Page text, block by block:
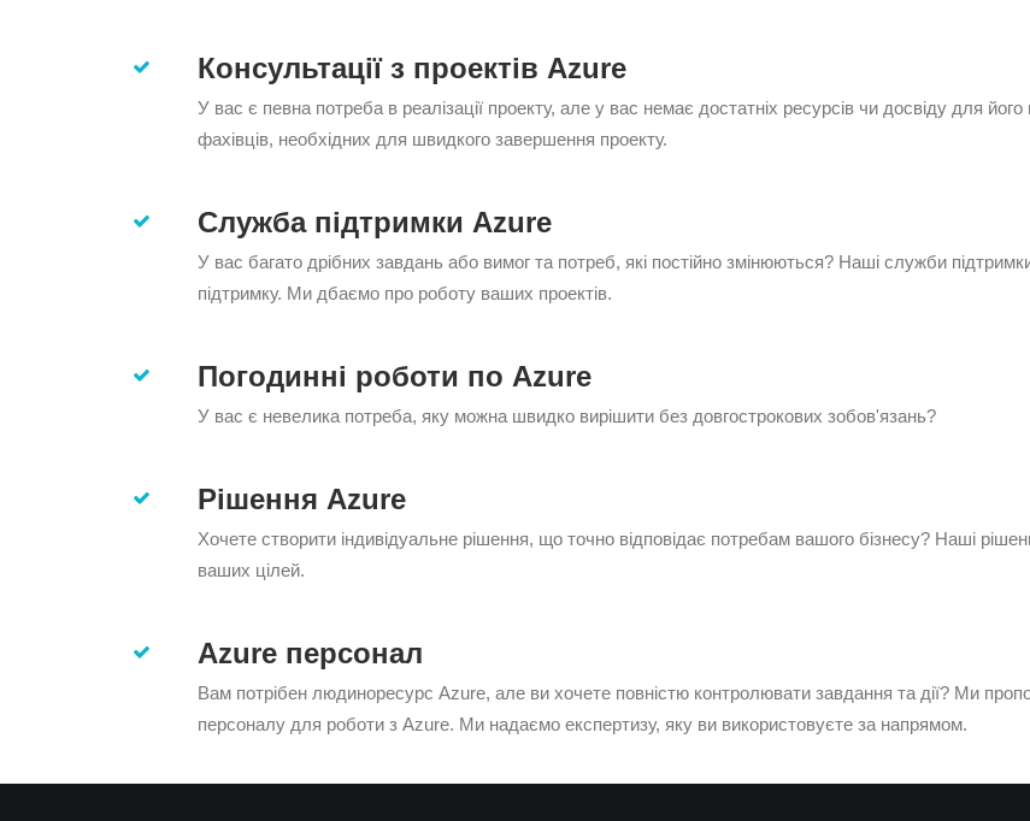
Консультації з проектів Azure
У вас є певна потреба в реалізації проекту, але у вас немає достатніх ресурсів чи досвіду для
фахівців, необхідних для швидкого завершення проекту.
Служба підтримки Azure
У вас багато дрібних завдань або вимог та потреб, які постійно змінюються? Наші служби
підтримку. Ми дбаємо про роботу ваших проектів.
Погодинні роботи по Azure
У вас є невелика потреба, яку можна швидко вирішити без довгострокових зобов'язань?
Рішення Azure
Хочете створити індивідуальне рішення, що точно відповідає потребам вашого бізнесу? Наші
ваших цілей.
Azure персонал
Вам потрібен людиноресурс Azure, але ви хочете повністю контролювати завдання та дії? Ми
персоналу для роботи з Azure. Ми надаємо експертизу, яку ви використовуєте за напрямом.